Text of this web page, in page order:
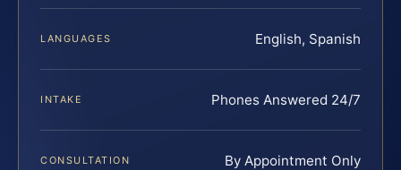
LANGUAGES English, Spanish
INTAKE Phones Answered 24/7
CONSULTATION By Appointment Only